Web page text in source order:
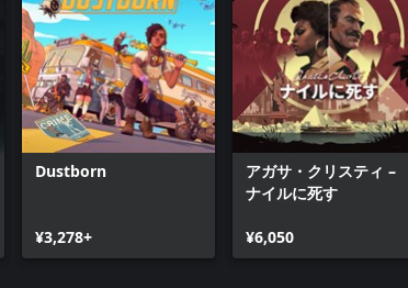
Dustborn
¥3,278+
アガサ・クリスティ –
ナイルに死す
¥6,050